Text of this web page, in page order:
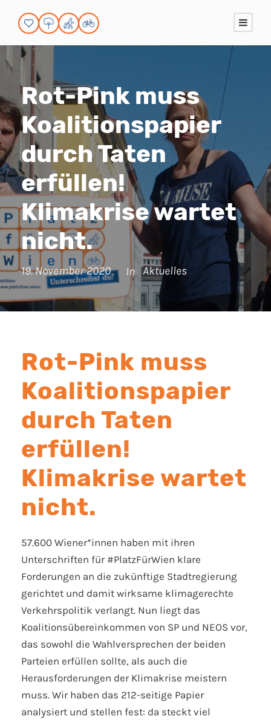
Rot-Pink muss
Koalitionspapier
durch Taten
erfüllen!
Klimakrise wartet
nicht.
19. November 2020 In Aktuelles
Rot-Pink muss
Koalitionspapier
durch Taten
erfüllen!
Klimakrise wartet
nicht.
57.600 Wiener*innen haben mit ihren
Unterschriften für #PlatzFürWien klare
Forderungen an die zukünftige Stadtregierung
gerichtet und damit wirksame klimagerechte
Verkehrspolitik verlangt. Nun liegt das
Koalitionsübereinkommen von SP und NEOS vor,
das sowohl die Wahlversprechen der beiden
Parteien erfüllen sollte, als auch die
Herausforderungen der Klimakrise meistern
muss. Wir haben das 212-seitige Papier
analysiert und stellen fest: da steckt viel